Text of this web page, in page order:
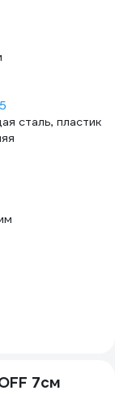
сталь, пластик
7см